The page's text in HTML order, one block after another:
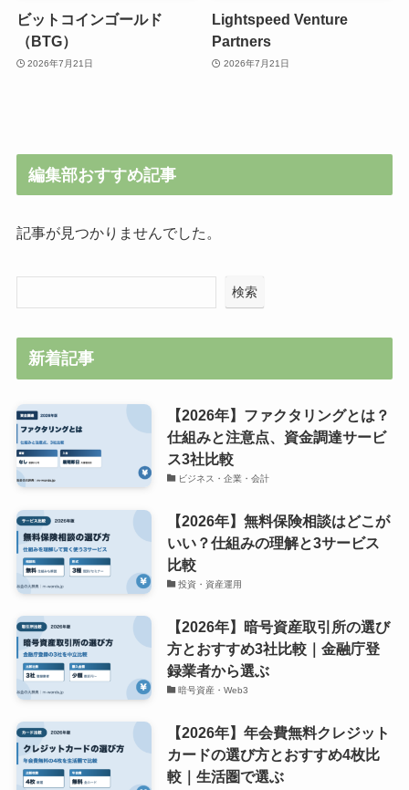
ビットコインゴールド
（BTG）
2026年7月21日
Lightspeed Venture
Partners
2026年7月21日
編集部おすすめ記事
記事が見つかりませんでした。
検索
新着記事
【2026年】ファクタリングとは？
仕組みと注意点、資金調達サービ
ス3社比較
ビジネス・企業・会計
【2026年】無料保険相談はどこが
いい？仕組みの理解と3サービス
比較
投資・資産運用
【2026年】暗号資産取引所の選び
方とおすすめ3社比較｜金融庁登
録業者から選ぶ
暗号資産・Web3
【2026年】年会費無料クレジット
カードの選び方とおすすめ4枚比
較｜生活圏で選ぶ